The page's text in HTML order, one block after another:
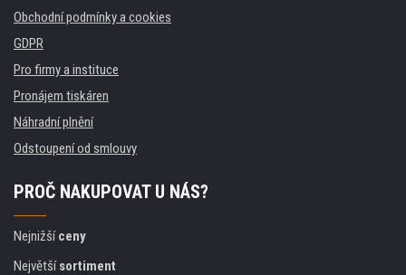
Obchodní podmínky a cookies
GDPR
Pro firmy a instituce
Pronájem tiskáren
Náhradní plnění
Odstoupení od smlouvy
PROČ NAKUPOVAT U NÁS?
Nejnižšíceny
Největšísortiment